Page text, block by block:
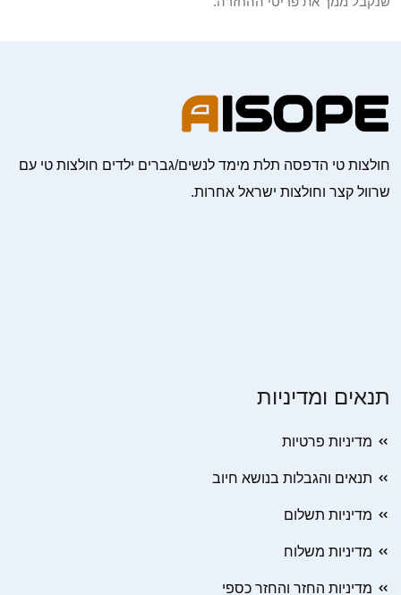
חולצות טי הדפסה תלת מימד לנשים/גברים ילדים חולצות טי עם
שרוול קצר וחולצות ישראל אחרות.
תנאים ומדיניות
מדיניות פרטיות
תנאים והגבלות בנושא חיוב
מדיניות תשלום
מדיניות משלוח
מדיניות החזר והחזר כספי